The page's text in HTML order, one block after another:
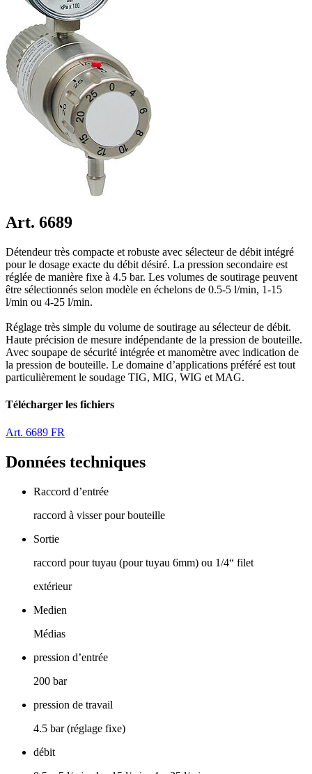
Art. 6689
Détendeur très compacte et robuste avec sélecteur de débit intégré
pour le dosage exacte du débit désiré. La pression secondaire est
réglée de manière fixe à 4.5 bar. Les volumes de soutirage peuvent
être sélectionnés selon modèle en échelons de 0.5-5 l/min, 1-15
l/min ou 4-25 l/min.
Réglage très simple du volume de soutirage au sélecteur de débit.
Haute précision de mesure indépendante de la pression de bouteille.
Avec soupape de sécurité intégrée et manomètre avec indication de
la pression de bouteille. Le domaine d’applications préféré est tout
particulièrement le soudage TIG, MIG, WIG et MAG.
Télécharger les fichiers
Art. 6689 FR
Données techniques
Raccord d’entrée
raccord à visser pour bouteille
Sortie
raccord pour tuyau (pour tuyau 6mm) ou 1/4“ filet
extérieur
Medien
Médias
pression d’entrée
200 bar
pression de travail
4.5 bar (réglage fixe)
débit